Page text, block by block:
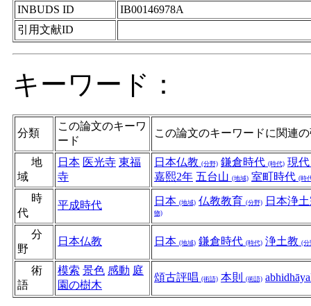
INBUDS ID
IB00146978A
引用文献ID
キーワード：
分類
この論文のキーワ
ード
この論文のキーワードに関連
地
域
日本 医光寺 東福
寺
日本仏教 (分野) 鎌倉時代 (時代) 現
嘉熙2年 五台山 (地域) 室町時代 (時
時
代
平成時代 日本 (地域) 仏教教育 (分野) 日本浄
物)
分
野
日本仏教 日本 (地域) 鎌倉時代 (時代) 浄土教 (分
術
語
模索 景色 感動 庭
園の樹木
頌古評唱 (術語) 本則 (術語)